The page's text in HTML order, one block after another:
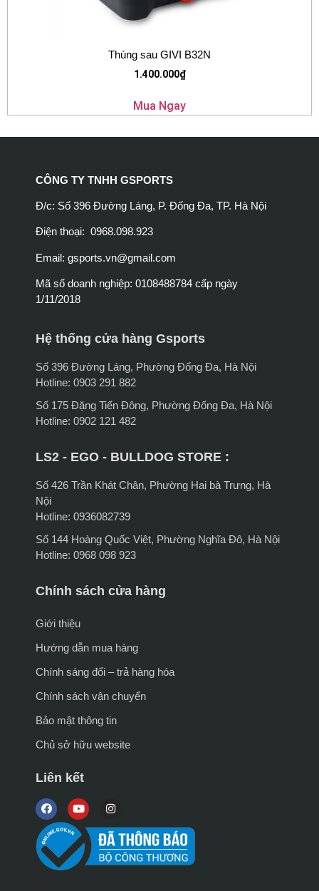
Thùng sau GIVI B32N
1.400.000₫
Mua Ngay
CÔNG TY TNHH GSPORTS
Đ/c: Số 396 Đường Láng, P. Đống Đa, TP. Hà Nội
Điện thoại: 0968.098.923
Email: gsports.vn@gmail.com
Mã số doanh nghiệp: 0108488784 cấp ngày
1/11/2018
Hệ thống cửa hàng Gsports
Số 396 Đường Láng, Phường Đống Đa, Hà Nội
Hotline: 0903 291 882
Số 175 Đặng Tiến Đông, Phường Đống Đa, Hà Nội
Hotline: 0902 121 482
LS2 - EGO - BULLDOG STORE :
Số 426 Trần Khát Chân, Phường Hai bà Trưng, Hà
Nội
Hotline: 0936082739
Số 144 Hoàng Quốc Việt, Phường Nghĩa Đô, Hà Nội
Hotline: 0968 098 923
Chính sách cửa hàng
Giới thiệu
Hướng dẫn mua hàng
Chính sáng đổi – trả hàng hóa
Chính sách vận chuyển
Bảo mật thông tin
Chủ sở hữu website
Liên kết